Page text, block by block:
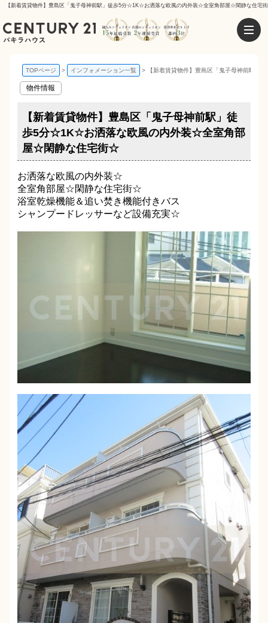
【新着賃貸物件】豊島区「鬼子母神前駅」徒歩5分☆1K☆お洒落な欧風の内外装☆全室角部屋☆閑静な住宅
TOPページ インフォメーション一覧 【新着賃貸物件】豊島区「鬼子母神前駅
物件情報
【新着賃貸物件】豊島区「鬼子母神前駅」徒
歩5分☆1K☆お洒落な欧風の内外装☆全室角部
屋☆閑静な住宅街☆
お洒落な欧風の内外装☆
全室角部屋☆閑静な住宅街☆
浴室乾燥機能＆追い焚き機能付きバス
シャンプードレッサーなど設備充実☆